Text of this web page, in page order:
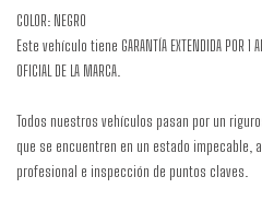
COLOR: NEGRO
Este vehículo tiene GARANTÍA EXTENDIDA POR 1
OFICIAL DE LA MARCA.
Todos nuestros vehículos pasan por un
que se encuentren en un estado impecable,
profesional e inspección de puntos claves.